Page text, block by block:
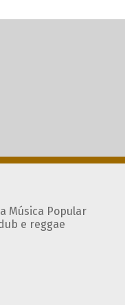
Música Popular
e reggae